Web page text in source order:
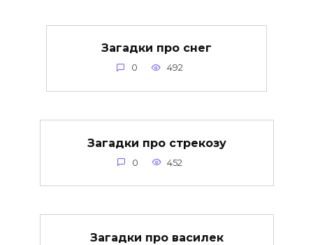
Загадки про снег
0 492
Загадки про стрекозу
0 452
Загадки про василек